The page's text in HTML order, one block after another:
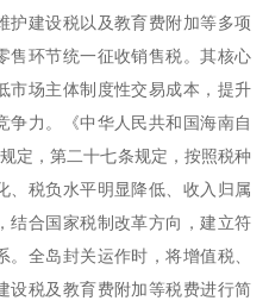
护建设税以及教育费附加等多项
售环节统一征收销售税。其核心
市场主体制度性交易成本，提升
争力。《中华人民共和国海南自
定，第二十七条规定，按照税种
、税负水平明显降低、收入归属
结合国家税制改革方向，建立符
全岛封关运作时，将增值税、
设税及教育费附加等税费进行简